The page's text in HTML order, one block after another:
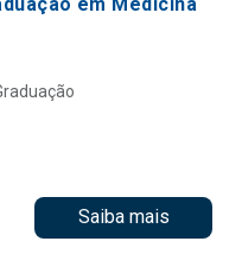
Saiba mais